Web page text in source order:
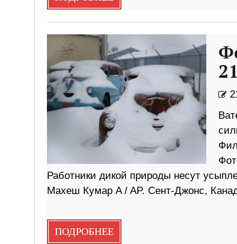
Работники дикой природы несут
Махеш Кумар A / AP. Сент-Джонс,
ПОДРОБНЕЕ